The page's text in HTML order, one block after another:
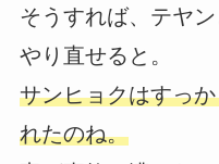
そうすれば、テヤ
やり直せると。
サンヒョクはすっ
れたのね。